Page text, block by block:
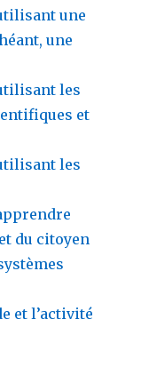
une
une
les
et
les
du citoyen
et l’activité